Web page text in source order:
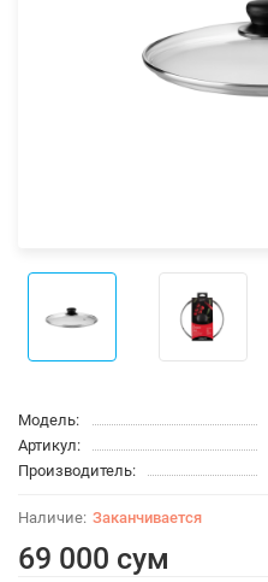
Модель:
Артикул:
Производитель:
Заканчивается
69 000 сум